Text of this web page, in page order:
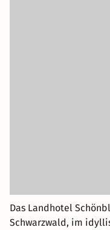
Das Landhotel
Schwarzwald, im